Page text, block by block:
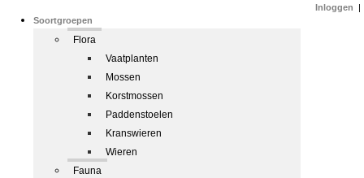
Soortgroepen
Flora
Vaatplanten
Mossen
Korstmossen
Paddenstoelen
Kranswieren
Wieren
Fauna
Inloggen |